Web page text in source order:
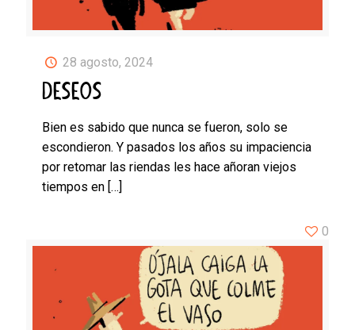
28 agosto, 2024
DESEOS
Bien es sabido que nunca se fueron, solo se
escondieron. Y pasados los años su impaciencia
por retomar las riendas les hace añoran viejos
tiempos en […]
0